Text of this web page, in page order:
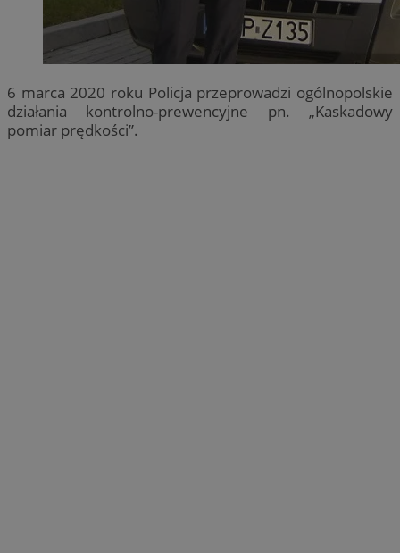
6 marca 2020 roku Policja przeprowadzi ogólnopolskie
działania kontrolno-prewencyjne pn. „Kaskadowy
pomiar prędkości”.